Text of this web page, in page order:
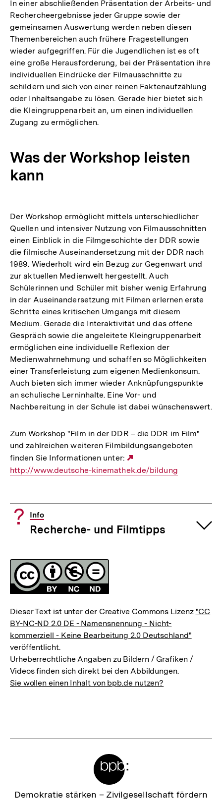
In einer abschließenden Präsentation der Arbeits- und
Rechercheergebnisse jeder Gruppe sowie der
gemeinsamen Auswertung werden neben diesen
Themenbereichen auch frühere Fragestellungen
wieder aufgegriffen. Für die Jugendlichen ist es oft
eine große Herausforderung, bei der Präsentation ihre
individuellen Eindrücke der Filmausschnitte zu
schildern und sich von einer reinen Faktenaufzählung
oder Inhaltsangabe zu lösen. Gerade hier bietet sich
die Kleingruppenarbeit an, um einen individuellen
Zugang zu ermöglichen.
Was der Workshop leisten
kann
Der Workshop ermöglicht mittels unterschiedlicher
Quellen und intensiver Nutzung von Filmausschnitten
einen Einblick in die Filmgeschichte der DDR sowie
die filmische Auseinandersetzung mit der DDR nach
1989. Wiederholt wird ein Bezug zur Gegenwart und
zur aktuellen Medienwelt hergestellt. Auch
Schülerinnen und Schüler mit bisher wenig Erfahrung
in der Auseinandersetzung mit Filmen erlernen erste
Schritte eines kritischen Umgangs mit diesem
Medium. Gerade die Interaktivität und das offene
Gespräch sowie die angeleitete Kleingruppenarbeit
ermöglichen eine individuelle Reflexion der
Medienwahrnehmung und schaffen so Möglichkeiten
einer Transferleistung zum eigenen Medienkonsum.
Auch bieten sich immer wieder Anknüpfungspunkte
an schulische Lerninhalte. Eine Vor- und
Nachbereitung in der Schule ist dabei wünschenswert.
Zum Workshop "Film in der DDR – die DDR im Film"
und zahlreichen weiteren Filmbildungsangeboten
finden Sie Informationen unter:
Link:
http://www.deutsche-kinemathek.de/bildung
Info
Recherche- und Filmtipps
Fussnoten
Lizenz
Dieser Text ist unter der Creative Commons Lizenz "CC
BY-NC-ND 2.0 DE - Namensnennung - Nicht-
kommerziell - Keine Bearbeitung 2.0 Deutschland"
veröffentlicht.
Urheberrechtliche Angaben zu Bildern / Grafiken /
Videos finden sich direkt bei den Abbildungen.
Sie wollen einen Inhalt von bpb.de nutzen?
Zur
Demokratie stärken – Zivilgesellschaft fördern